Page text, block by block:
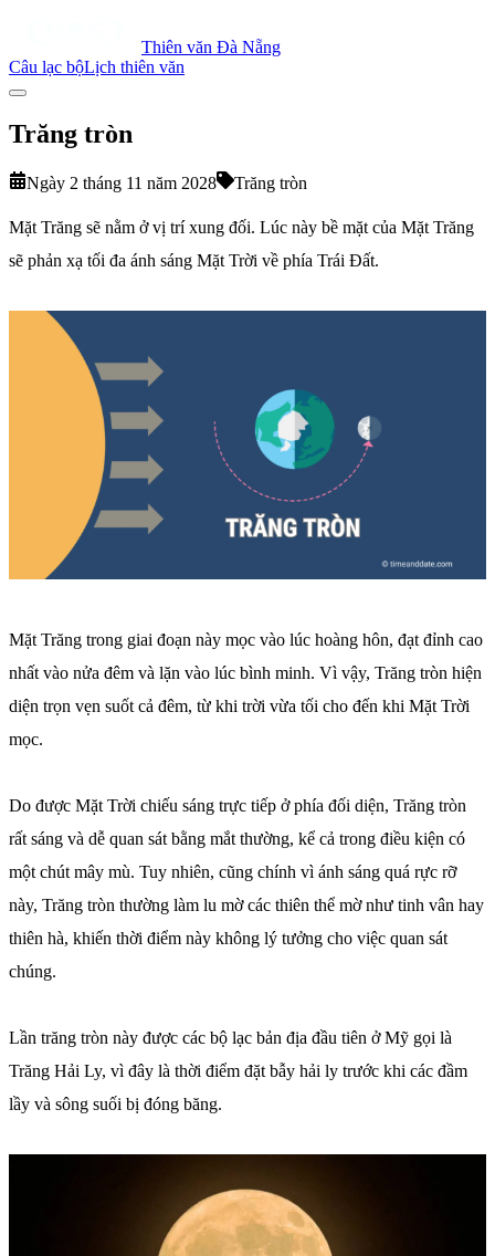
Thiên văn Đà Nẵng
Câu lạc bộLịch thiên văn
Trăng tròn
Ngày 2 tháng 11 năm 2028 Trăng tròn
Mặt Trăng sẽ nằm ở vị trí xung đối. Lúc này bề mặt của Mặt Trăng
sẽ phản xạ tối đa ánh sáng Mặt Trời về phía Trái Đất.
Mặt Trăng trong giai đoạn này mọc vào lúc hoàng hôn, đạt đỉnh cao
nhất vào nửa đêm và lặn vào lúc bình minh. Vì vậy, Trăng tròn hiện
diện trọn vẹn suốt cả đêm, từ khi trời vừa tối cho đến khi Mặt Trời
mọc.
Do được Mặt Trời chiếu sáng trực tiếp ở phía đối diện, Trăng tròn
rất sáng và dễ quan sát bằng mắt thường, kể cả trong điều kiện có
một chút mây mù. Tuy nhiên, cũng chính vì ánh sáng quá rực rỡ
này, Trăng tròn thường làm lu mờ các thiên thể mờ như tinh vân hay
thiên hà, khiến thời điểm này không lý tưởng cho việc quan sát
chúng.
Lần trăng tròn này được các bộ lạc bản địa đầu tiên ở Mỹ gọi là
Trăng Hải Ly, vì đây là thời điểm đặt bẫy hải ly trước khi các đầm
lầy và sông suối bị đóng băng.